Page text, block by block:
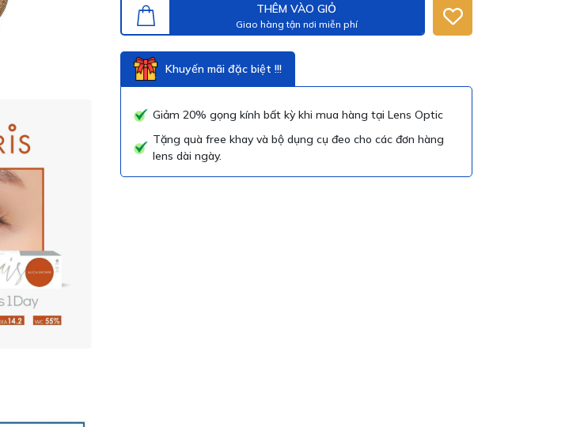
THÊM VÀO GIỎ
Giao hàng tận nơi miễn phí
Khuyến mãi đặc biệt !!!
Giảm 20% gọng kính bất kỳ khi mua hàng tại Lens Optic
Tặng quà free khay và bộ dụng cụ đeo cho các đơn hàng
lens dài ngày.